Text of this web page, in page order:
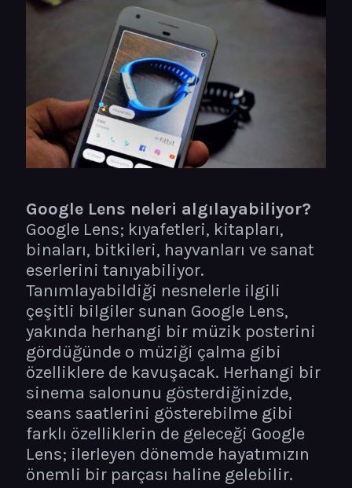
Google Lens neleri algılayabiliyor?
Google Lens; kıyafetleri, kitapları,
binaları, bitkileri, hayvanları ve sanat
eserlerini tanıyabiliyor.
Tanımlayabildiği nesnelerle ilgili
çeşitli bilgiler sunan Google Lens,
yakında herhangi bir müzik posterini
gördüğünde o müziği çalma gibi
özelliklere de kavuşacak. Herhangi bir
sinema salonunu gösterdiğinizde,
seans saatlerini gösterebilme gibi
farklı özelliklerin de geleceği Google
Lens; ilerleyen dönemde hayatımızın
önemli bir parçası haline gelebilir.